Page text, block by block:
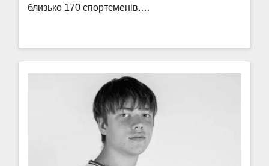
близько 170 спортсменів.…